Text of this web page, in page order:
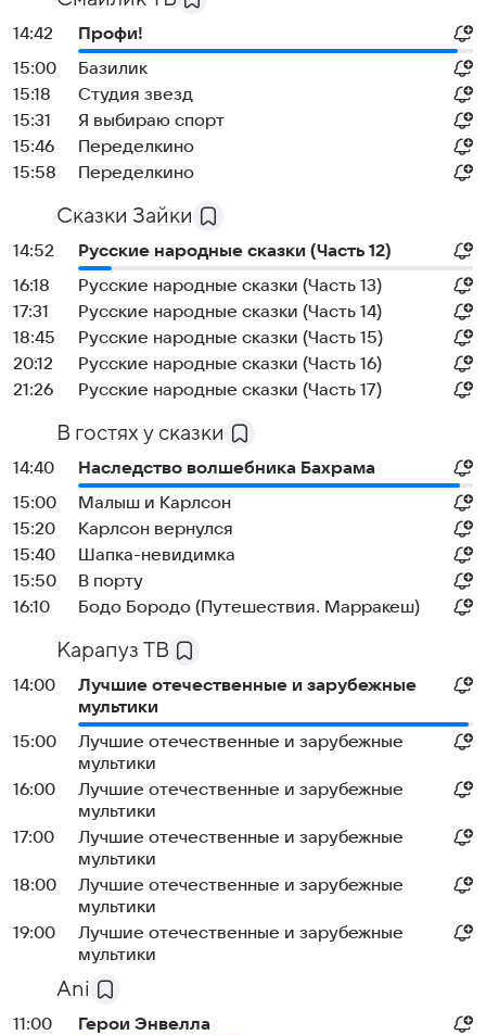
14:42
Профи!
15:00
Базилик
15:18
Студия звезд
15:31
Я выбираю спорт
15:46
Переделкино
15:58
Переделкино
Сказки Зайки
14:52
Русские народные сказки (Часть 12)
16:18
Русские народные сказки (Часть 13)
17:31
Русские народные сказки (Часть 14)
18:45
Русские народные сказки (Часть 15)
20:12
Русские народные сказки (Часть 16)
21:26
Русские народные сказки (Часть 17)
В гостях у сказки
14:40
Наследство волшебника Бахрама
15:00
Малыш и Карлсон
15:20
Карлсон вернулся
15:40
Шапка-невидимка
15:50
В порту
16:10
Бодо Бородо (Путешествия. Марракеш)
Карапуз ТВ
14:00
Лучшие отечественные и зарубежные
мультики
15:00
Лучшие отечественные и зарубежные
мультики
16:00
Лучшие отечественные и зарубежные
мультики
17:00
Лучшие отечественные и зарубежные
мультики
18:00
Лучшие отечественные и зарубежные
мультики
19:00
Лучшие отечественные и зарубежные
мультики
Ani
11:00
Герои Энвелла